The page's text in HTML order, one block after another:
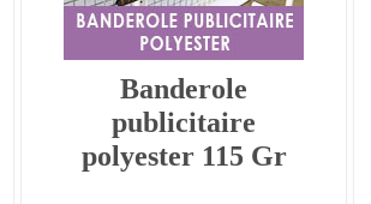
Banderole
publicitaire
polyester 115 Gr